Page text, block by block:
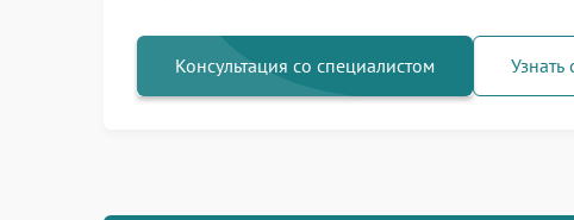
Консультация со специалистом Узнать